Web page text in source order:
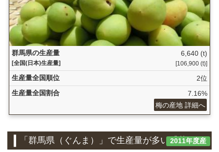
群馬県の生産量
[全国(日本)生産量]
6,640 (t)
[106,900 (t)]
生産量全国順位
2位
生産量全国割合
7.16%
梅の産地 詳細へ
2011年度産
「群馬県（ぐんま）」で生産量が多い『花き』